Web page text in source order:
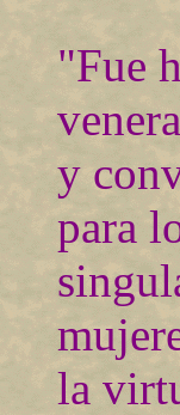
"Fue
y
para
la